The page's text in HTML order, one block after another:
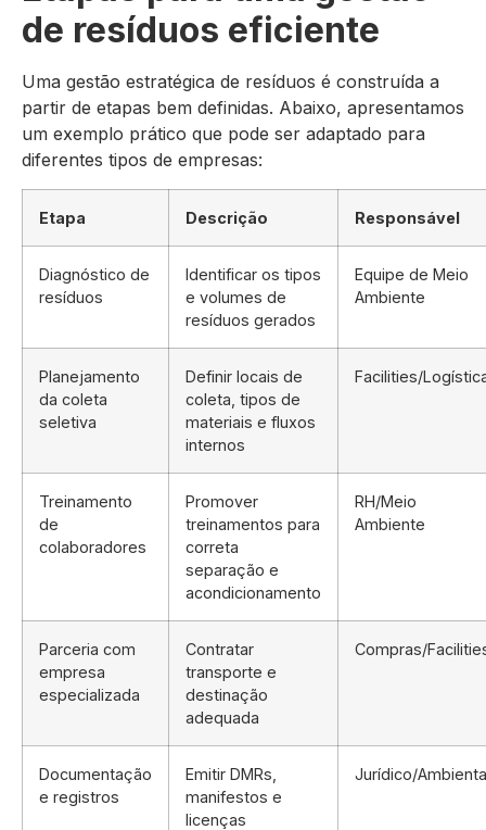
de resíduos eficiente
Uma gestão estratégica de resíduos é construída a
partir de etapas bem definidas. Abaixo, apresentamos
um exemplo prático que pode ser adaptado para
diferentes tipos de empresas:
Etapa Descrição Responsável
Diagnóstico de
resíduos
Identificar os tipos
e volumes de
resíduos gerados
Equipe de Meio
Ambiente
Planejamento
da coleta
seletiva
Definir locais de
coleta, tipos de
materiais e fluxos
internos
Facilities/
Treinamento
de
colaboradores
Promover
treinamentos para
correta
separação e
acondicionamento
RH/Meio
Ambiente
Parceria com
empresa
especializada
Contratar
transporte e
destinação
adequada
Compras/
Documentação
e registros
Emitir DMRs,
manifestos e
licenças
Jurídico/